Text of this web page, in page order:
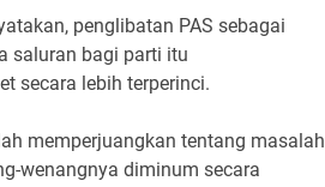
penglibatan PAS sebagai
saluran bagi parti itu
secara lebih terperinci.
memperjuangkan tentang masalah
wenangnya diminum secara